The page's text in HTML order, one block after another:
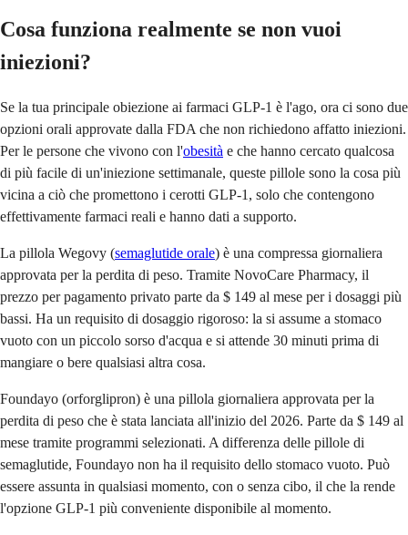
Cosa funziona realmente se non vuoi
iniezioni?
Se la tua principale obiezione ai farmaci GLP-1 è l'ago, ora ci sono due
opzioni orali approvate dalla FDA che non richiedono affatto iniezioni.
Per le persone che vivono con l'obesità e che hanno cercato qualcosa
di più facile di un'iniezione settimanale, queste pillole sono la cosa più
vicina a ciò che promettono i cerotti GLP-1, solo che contengono
effettivamente farmaci reali e hanno dati a supporto.
La pillola Wegovy (semaglutide orale) è una compressa giornaliera
approvata per la perdita di peso. Tramite NovoCare Pharmacy, il
prezzo per pagamento privato parte da $ 149 al mese per i dosaggi più
bassi. Ha un requisito di dosaggio rigoroso: la si assume a stomaco
vuoto con un piccolo sorso d'acqua e si attende 30 minuti prima di
mangiare o bere qualsiasi altra cosa.
Foundayo (orforglipron) è una pillola giornaliera approvata per la
perdita di peso che è stata lanciata all'inizio del 2026. Parte da $ 149 al
mese tramite programmi selezionati. A differenza delle pillole di
semaglutide, Foundayo non ha il requisito dello stomaco vuoto. Può
essere assunta in qualsiasi momento, con o senza cibo, il che la rende
l'opzione GLP-1 più conveniente disponibile al momento.